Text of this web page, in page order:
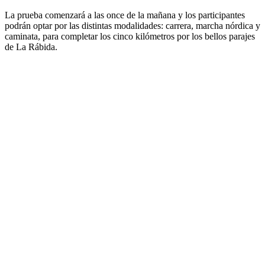
La prueba comenzará a las once de la mañana y los participantes
podrán optar por las distintas modalidades: carrera, marcha nórdica y
caminata, para completar los cinco kilómetros por los bellos parajes
de La Rábida.